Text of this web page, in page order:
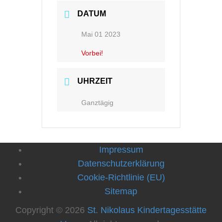
DATUM
Mai 01 2023
Vorbei!
UHRZEIT
Ganztägig
Impressum
Datenschutzerklärung
Cookie-Richtlinie (EU)
Sitemap
Copyright © 2026 St. Nikolaus Kindertagesstätte